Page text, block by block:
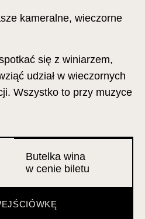
kameralne, wieczorne
się z winiarzem,
udział w wieczornych
Wszystko to przy muzyce
Butelka wina
w cenie biletu